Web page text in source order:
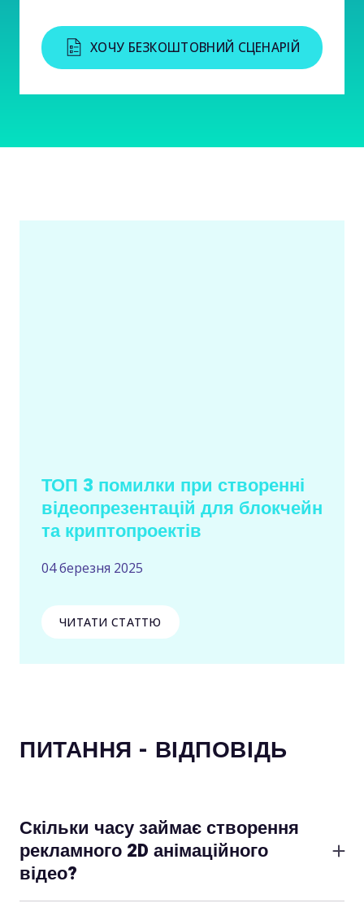
ХОЧУ БЕЗКОШТОВНИЙ СЦЕНАРІЙ
ТОП 3 помилки при створенні
відеопрезентацій для блокчейн
та криптопроектів
04 березня 2025
ЧИТАТИ СТАТТЮ
ПИТАННЯ - ВІДПОВІДЬ
Скільки часу займає створення
рекламного 2D анімаційного
відео?